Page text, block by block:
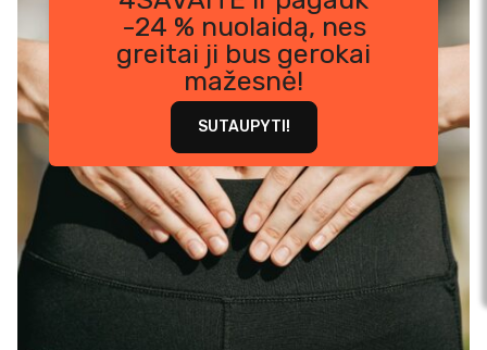
-24 % nuolaidą, nes
greitai ji bus gerokai
mažesnė!
SUTAUPYTI!